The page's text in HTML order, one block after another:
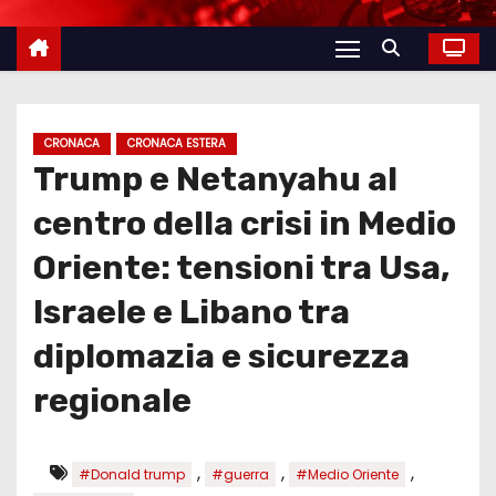
CRONACA CRONACA ESTERA
Trump e Netanyahu al
centro della crisi in Medio
Oriente: tensioni tra Usa,
Israele e Libano tra
diplomazia e sicurezza
regionale
#Donald trump , #guerra , #Medio Oriente ,